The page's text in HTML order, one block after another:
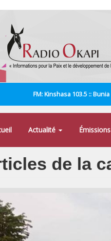
FM: Kinshasa 103.5 ::
Actualité Émissions
de la